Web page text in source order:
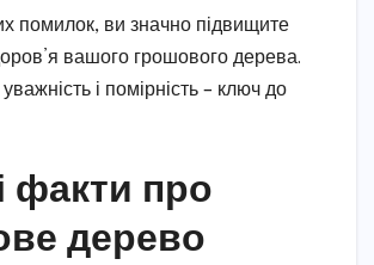
помилок, ви значно підвищите
вашого грошового дерева.
і помірність – ключ до
факти про
дерево